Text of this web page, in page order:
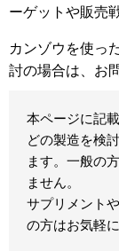
ーゲットや販売
カンゾウを使っ
討の場合は、お
本ページに記
どの製造を検
ます。一般の
ません。
サプリメント
の方はお気軽